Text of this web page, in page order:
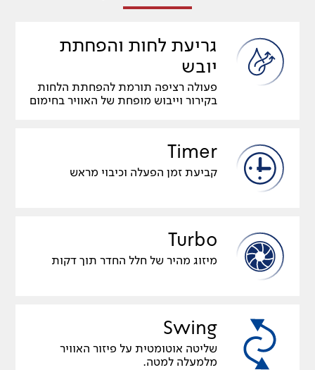
גריעת לחות והפחתת
יובש
פעולה רציפה תורמת להפחתת הלחות
בקירור וייבוש מופחת של האוויר בחימום
Timer
קביעת זמן הפעלה וכיבוי מראש
Turbo
מיזוג מהיר של חלל החדר תוך דקות
Swing
שליטה אוטומטית על פיזור האוויר
מלמעלה למטה.